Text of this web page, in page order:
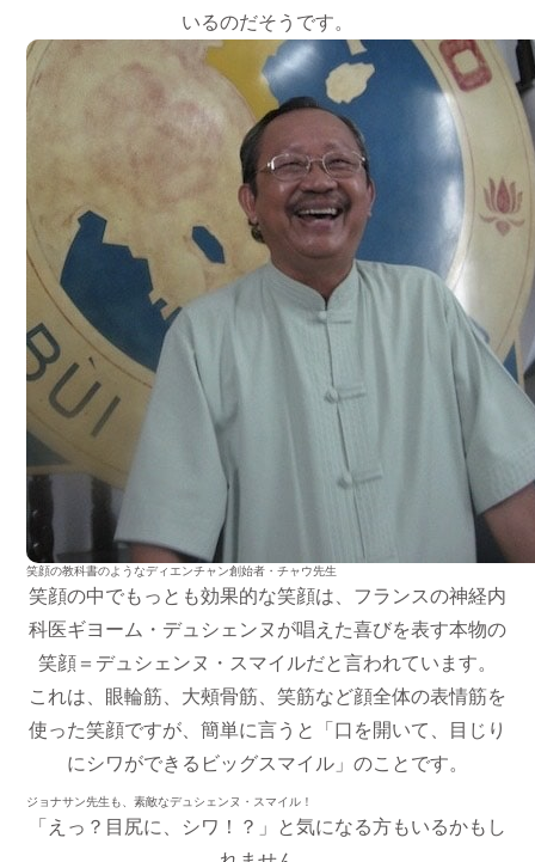
いるのだそうです。
笑顔の教科書のようなディエンチャン創始者・チャウ先生
笑顔の中でもっとも効果的な笑顔は、フランスの神経内
科医ギヨーム・デュシェンヌが唱えた喜びを表す本物の
笑顔＝デュシェンヌ・スマイルだと言われています。
これは、眼輪筋、大頰骨筋、笑筋など顔全体の表情筋を
使った笑顔ですが、簡単に言うと「口を開いて、目じり
にシワができるビッグスマイル」のことです。
ジョナサン先生も、素敵なデュシェンヌ・スマイル！
「えっ？目尻に、シワ！？」と気になる方もいるかもし